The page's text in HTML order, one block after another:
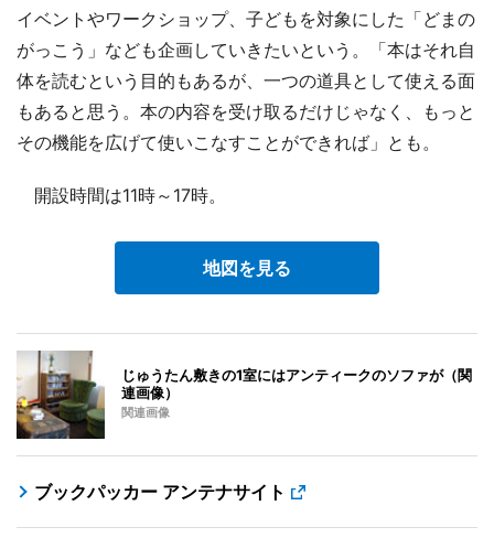
イベントやワークショップ、子どもを対象にした「どまの
がっこう」なども企画していきたいという。「本はそれ自
体を読むという目的もあるが、一つの道具として使える面
もあると思う。本の内容を受け取るだけじゃなく、もっと
その機能を広げて使いこなすことができれば」とも。
開設時間は11時～17時。
地図を見る
じゅうたん敷きの1室にはアンティークのソファが（関
連画像）
関連画像
ブックパッカー アンテナサイト